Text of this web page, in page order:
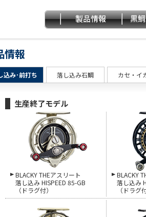
報
込み･前打ち 落し込み石鯛 カセ・イ
生産終了モデル
BLACKY THEアスリート
落し込み HISPEED 85-GB
（ドラグ付）
BLACKY
落し込み
（ドラグ